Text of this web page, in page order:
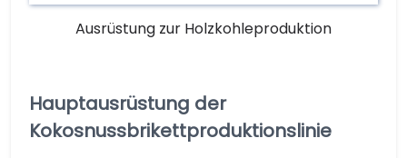
Ausrüstung zur Holzkohleproduktion
Hauptausrüstung der
Kokosnussbrikettproduktionslinie